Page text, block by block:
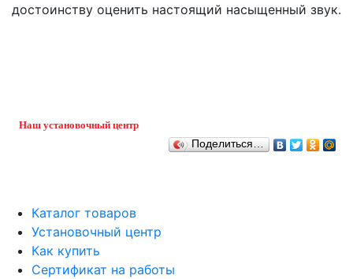
достоинству оценить настоящий насыщенный звук.
Наш установочный центр
Поделиться…
Каталог товаров
Установочный центр
Как купить
Сертификат на работы